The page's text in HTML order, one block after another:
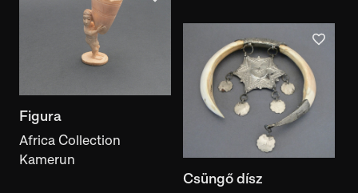
place of creation
place of use
Place of collection
place of collection
Figura
Africa Collection
Kamerun
Csüngő dísz